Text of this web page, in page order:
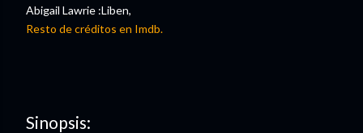
Abigail Lawrie :Liben,
Resto de créditos en Imdb.
Sinopsis: